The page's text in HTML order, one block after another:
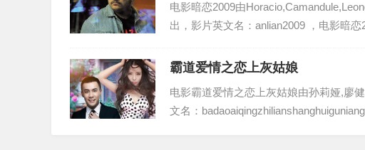
电影暗恋2009由
出，影片英文名：anlian2009 ，电影暗
霸道爱情之恋上灰姑娘
电影霸道爱情之恋上灰姑娘由孙莉娅,廖
文名：